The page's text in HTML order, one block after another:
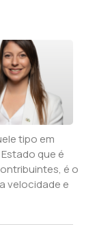
tipo em
que é
é o
velocidade e